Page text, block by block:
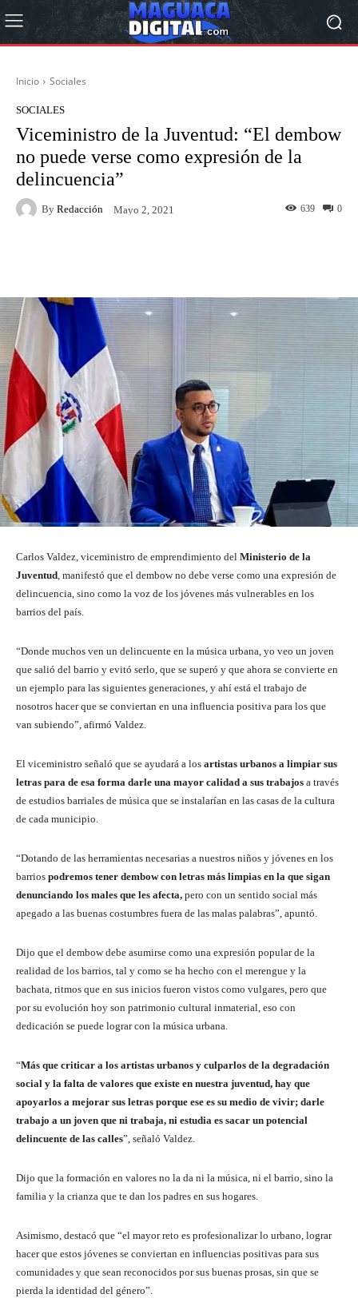
Inicio Sociales
SOCIALES
Viceministro de la Juventud: “El dembow
no puede verse como expresión de la
delincuencia”
By Redacción Mayo 2, 2021 0
639
Carlos Valdez, viceministro de emprendimiento del Ministerio de la
Juventud, manifestó que el dembow no debe verse como una expresión de
delincuencia, sino como la voz de los jóvenes más vulnerables en los
barrios del país.
“Donde muchos ven un delincuente en la música urbana, yo veo un joven
que salió del barrio y evitó serlo, que se superó y que ahora se convierte en
un ejemplo para las siguientes generaciones, y ahí está el trabajo de
nosotros hacer que se conviertan en una influencia positiva para los que
van subiendo”, afirmó Valdez.
El viceministro señaló que se ayudará a los artistas urbanos a limpiar sus
letras para de esa forma darle una mayor calidad a sus trabajos a través
de estudios barriales de música que se instalarían en las casas de la cultura
de cada municipio.
“Dotando de las herramientas necesarias a nuestros niños y jóvenes en los
barrios podremos tener dembow con letras más limpias en la que sigan
denunciando los males que les afecta, pero con un sentido social más
apegado a las buenas costumbres fuera de las malas palabras”, apuntó.
Dijo que el dembow debe asumirse como una expresión popular de la
realidad de los barrios, tal y como se ha hecho con el merengue y la
bachata, ritmos que en sus inicios fueron vistos como vulgares, pero que
por su evolución hoy son patrimonio cultural inmaterial, eso con
dedicación se puede lograr con la música urbana.
“Más que criticar a los artistas urbanos y culparlos de la degradación
social y la falta de valores que existe en nuestra juventud, hay que
apoyarlos a mejorar sus letras porque ese es su medio de vivir; darle
trabajo a un joven que ni trabaja, ni estudia es sacar un potencial
delincuente de las calles”, señaló Valdez.
Dijo que la formación en valores no la da ni la música, ni el barrio, sino la
familia y la crianza que te dan los padres en sus hogares.
Asimismo, destacó que “el mayor reto es profesionalizar lo urbano, lograr
hacer que estos jóvenes se conviertan en influencias positivas para sus
comunidades y que sean reconocidos por sus buenas prosas, sin que se
pierda la identidad del género”.